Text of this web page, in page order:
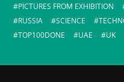
PICTURES FROM EXHIBITION
RUSSIA
SCIENCE
TOP100DONE
UAE UK